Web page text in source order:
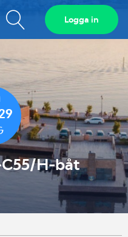
Visa
sökfält
Logga in
H-båt